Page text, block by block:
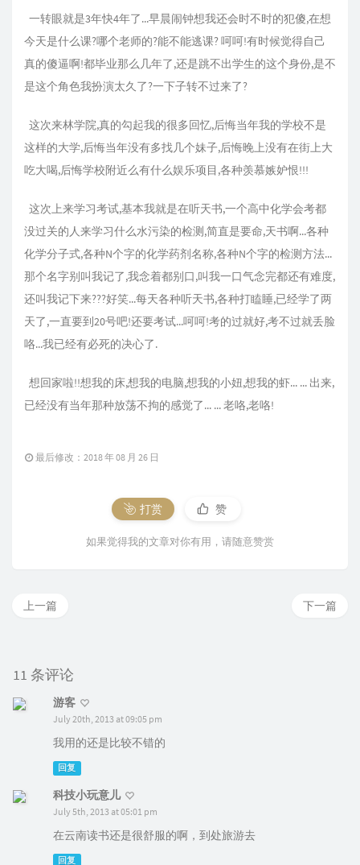
一转眼就是3年快4年了...早晨闹钟想我还会时不时的犯傻,在想
今天是什么课?哪个老师的?能不能逃课? 呵呵!有时候觉得自己
真的傻逼啊!都毕业那么几年了,还是跳不出学生的这个身份,是不
是这个角色我扮演太久了?一下子转不过来了?
这次来林学院,真的勾起我的很多回忆,后悔当年我的学校不是
这样的大学,后悔当年没有多找几个妹子,后悔晚上没有在街上大
吃大喝,后悔学校附近么有什么娱乐项目,各种羡慕嫉妒恨!!!
这次上来学习考试,基本我就是在听天书,一个高中化学会考都
没过关的人来学习什么水污染的检测,简直是要命,天书啊...各种
化学分子式,各种N个字的化学药剂名称,各种N个字的检测方法...
那个名字别叫我记了,我念着都别口,叫我一口气念完都还有难度,
还叫我记下来???好笑...每天各种听天书,各种打瞌睡,已经学了两
天了,一直要到20号吧!还要考试...呵呵!考的过就好,考不过就丢脸
咯...我已经有必死的决心了.
想回家啦!!想我的床,想我的电脑,想我的小妞,想我的虾... ... 出来,
已经没有当年那种放荡不拘的感觉了... ... 老咯,老咯!
最后修改：2018 年 08 月 26 日
打赏 赞
如果觉得我的文章对你有用，请随意赞赏
下一篇
上一篇
11 条评论
游客
July 20th, 2013 at 09:05 pm
我用的还是比较不错的
回复
科技小玩意儿
July 5th, 2013 at 05:01 pm
在云南读书还是很舒服的啊，到处旅游去
回复